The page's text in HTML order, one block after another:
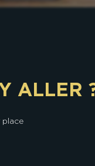
ALLER
place